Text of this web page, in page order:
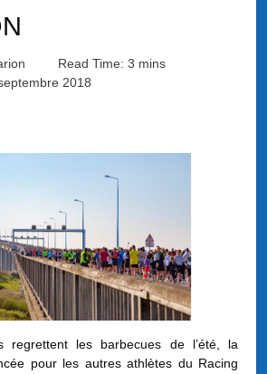
Read Time: 3 mins
2018
regrettent les barbecues de l’été, la
pour les autres athlètes du Racing